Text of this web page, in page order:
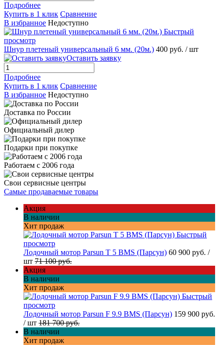
Подробнее
Купить в 1 клик Сравнение
В избранное Недоступно
Быстрый
просмотр
Шнур плетеный универсальный 6 мм. (20м.) 400 руб. / шт
Оставить заявку
Подробнее
Купить в 1 клик Сравнение
В избранное Недоступно
Доставка по России
Официальный дилер
Подарки при покупке
Работаем с 2006 года
Свои сервисные центры
Самые продаваемые товары
Акция
В наличии
Хит продаж
Быстрый
просмотр
Лодочный мотор Parsun T 5 BMS (Парсун) 60 900 руб. /
шт 71 100 руб.
Акция
В наличии
Хит продаж
Быстрый
просмотр
Лодочный мотор Parsun F 9.9 BMS (Парсун) 159 900 руб.
/ шт 181 700 руб.
В наличии
Хит продаж